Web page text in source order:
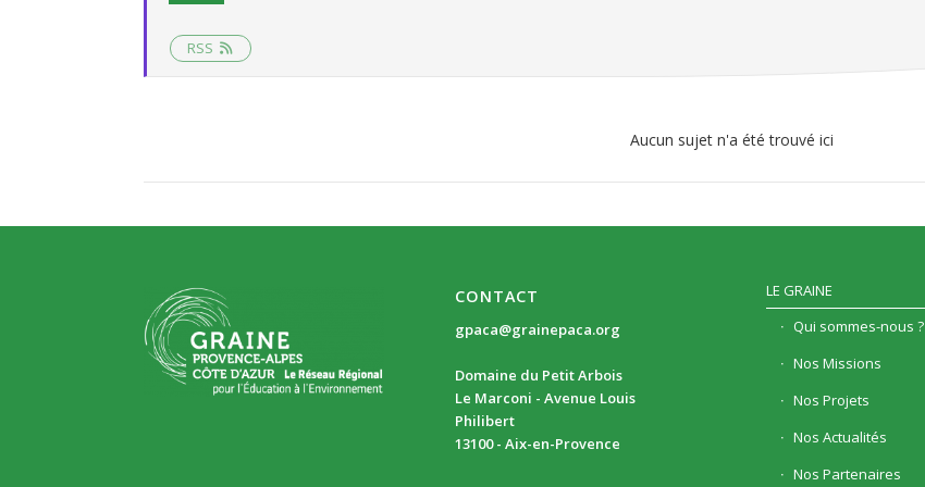
RSS
Aucun sujet n'a été trouvé ici
CONTACT
gpaca@grainepaca.org
Domaine du Petit Arbois
Le Marconi - Avenue Louis
Philibert
13100 - Aix-en-Provence
LE GRAINE
Qui sommes-nous ?
Nos Missions
Nos Projets
Nos Actualités
Nos Partenaires